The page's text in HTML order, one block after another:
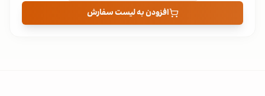
افزودن به لیست سفارش